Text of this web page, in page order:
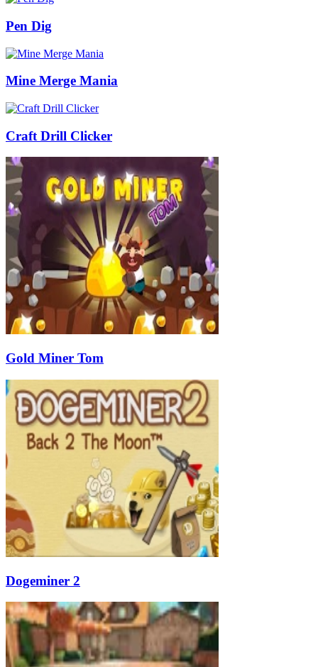
Pen Dig
Mine Merge Mania
Craft Drill Clicker
Gold Miner Tom
Dogeminer 2